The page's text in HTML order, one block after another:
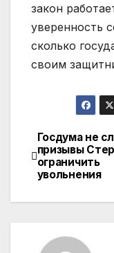
закон
уверенность
сколько
своим
по
Госдума не
призывы
ограничить
увольнения